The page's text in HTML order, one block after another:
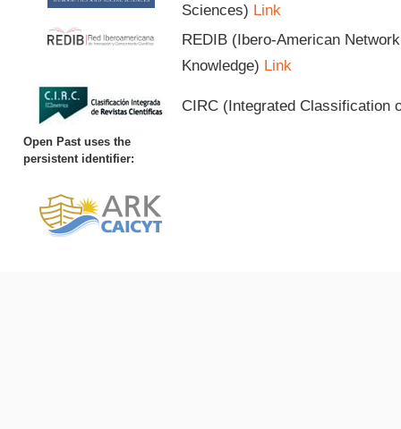
Sciences) Link
REDIB (Ibero-American
Knowledge) Link
CIRC (Integrated Classification
Open Past uses the
persistent identifier: